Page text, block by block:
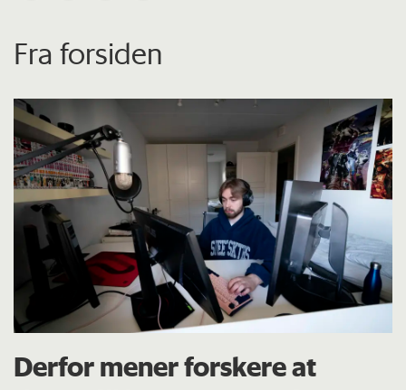
Fra forsiden
Derfor mener forskere at